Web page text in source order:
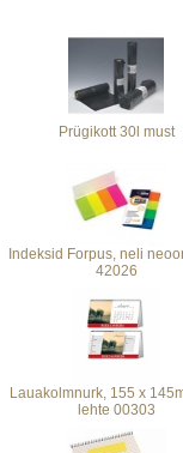
Prügikott 30l must
Indeksid Forpus, neli
42026
Lauakolmnurk, 155 x
lehte 00303